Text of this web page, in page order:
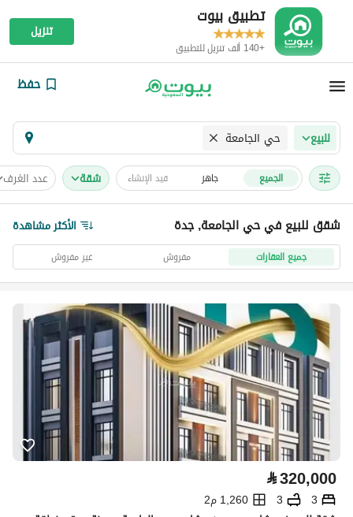
تطبيق بيوت
+140 ألف تنزيل للتطبيق
تنزيل
حفظ
للبيع حي الجامعة
الجميع جاهز قيد الإنشاء شقة عدد الغرف
شقق للبيع في حي الجامعة, جدة الأكثر مشاهدة
جميع العقارات مفروش غير مفروش
⃁320,000
3
3
1,260 م2